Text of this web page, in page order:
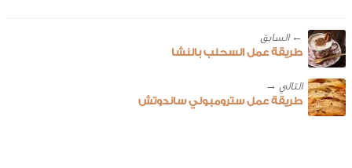
← ‎السابق
طريقة عمل السحلب بالنشا
طريقة عمل سترومبولي ساندوتش